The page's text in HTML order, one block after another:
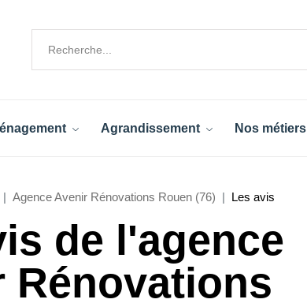
Agrandissement Nos métiers
Agence Avenir Rénovations Rouen (76) Les avis
de l'agence
Rénovations